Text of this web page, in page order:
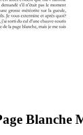
Blanche